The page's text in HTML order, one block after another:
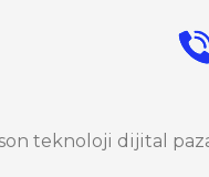
teknoloji dijital